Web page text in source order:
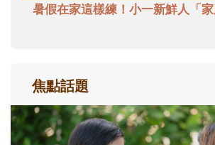
暑假在家這樣練！小一新鮮人「家
焦點話題